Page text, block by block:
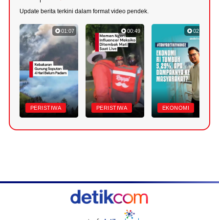
Update berita terkini dalam format video pendek.
01:07
PERISTIWA
00:49
PERISTIWA
02:52
EKONOMI